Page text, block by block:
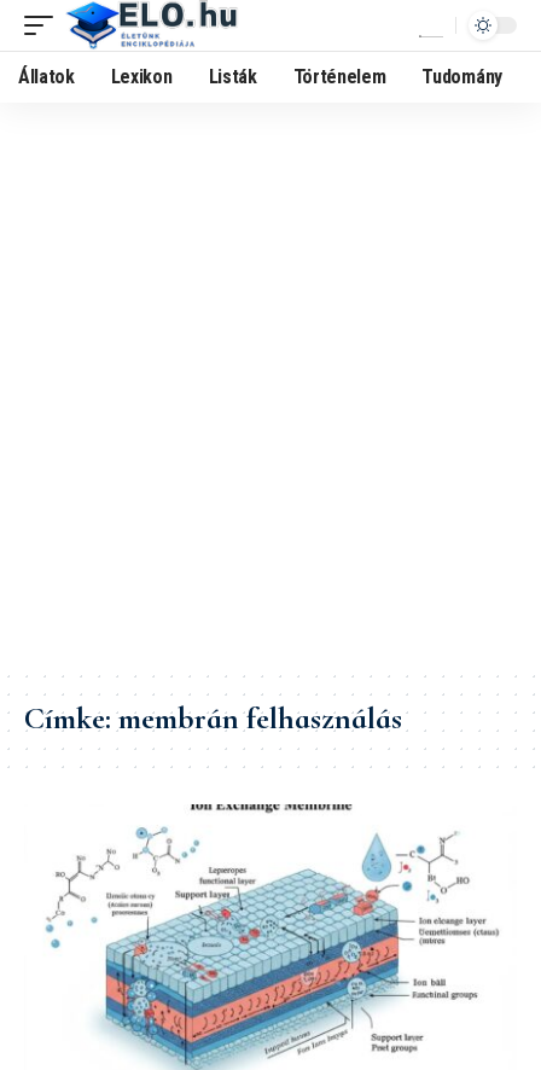
Állatok Lexikon Listák Történelem Tudomány
Címke:membrán felhasználás